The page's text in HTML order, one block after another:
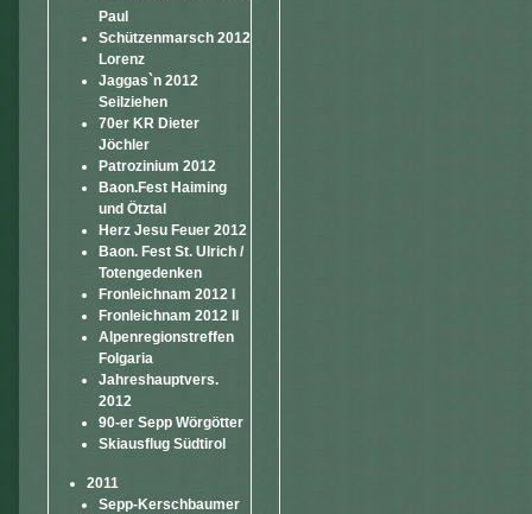
Paul
Schützenmarsch 2012
Lorenz
Jaggas`n 2012
Seilziehen
70er KR Dieter
Jöchler
Patrozinium 2012
Baon.Fest Haiming
und Ötztal
Herz Jesu Feuer 2012
Baon. Fest St. Ulrich /
Totengedenken
Fronleichnam 2012 I
Fronleichnam 2012 II
Alpenregionstreffen
Folgaria
Jahreshauptvers.
2012
90-er Sepp Wörgötter
Skiausflug Südtirol
2011
Sepp-Kerschbaumer